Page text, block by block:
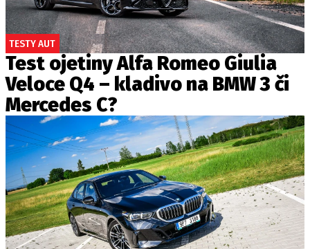
TESTY AUT
Test ojetiny Alfa Romeo Giulia
Veloce Q4 – kladivo na BMW 3 či
Mercedes C?